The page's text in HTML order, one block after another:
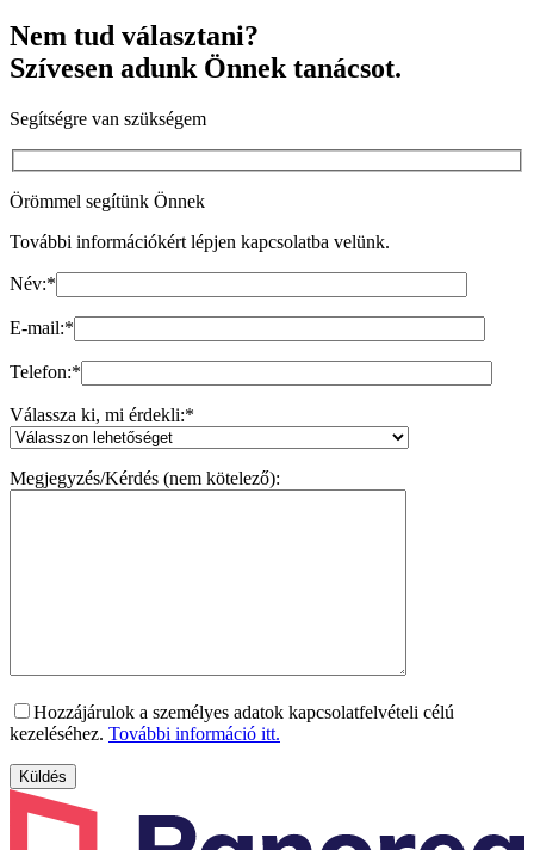
Nem tud választani?
Szívesen adunk Önnek tanácsot.
Segítségre van szükségem
Örömmel segítünk Önnek
További információkért lépjen kapcsolatba velünk.
Név:*
E-mail:*
Telefon:*
Válassza ki, mi érdekli:*
Megjegyzés/Kérdés (nem kötelező):
Hozzájárulok a személyes adatok kapcsolatfelvételi célú
kezeléséhez. További információ itt.